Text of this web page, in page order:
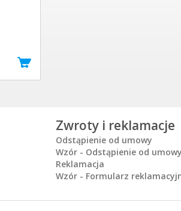
Zwroty i reklamacje
Odstąpienie od umowy
Wzór - Odstąpienie od
Reklamacja
Wzór - Formularz